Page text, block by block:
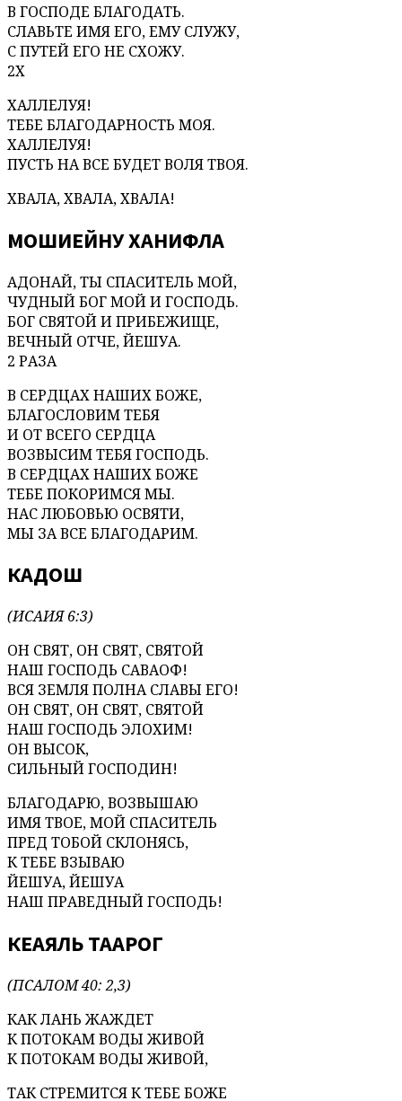
В ГОСПОДЕ БЛАГОДАТЬ.
СЛАВЬТЕ ИМЯ ЕГО, ЕМУ СЛУЖУ,
С ПУТЕЙ ЕГО НЕ СХОЖУ.
2Х
ХАЛЛЕЛУЯ!
ТЕБЕ БЛАГОДАРНОСТЬ МОЯ.
ХАЛЛЕЛУЯ!
ПУСТЬ НА ВСЕ БУДЕТ ВОЛЯ ТВОЯ.
ХВАЛА, ХВАЛА, ХВАЛА!
МОШИЕЙНУ ХАНИФЛА
АДОНАЙ, ТЫ СПАСИТЕЛЬ МОЙ,
ЧУДНЫЙ БОГ МОЙ И ГОСПОДЬ.
БОГ СВЯТОЙ И ПРИБЕЖИЩЕ,
ВЕЧНЫЙ ОТЧЕ, ЙЕШУА.
2 РАЗА
В СЕРДЦАХ НАШИХ БОЖЕ,
БЛАГОСЛОВИМ ТЕБЯ
И ОТ ВСЕГО СЕРДЦА
ВОЗВЫСИМ ТЕБЯ ГОСПОДЬ.
В СЕРДЦАХ НАШИХ БОЖЕ
ТЕБЕ ПОКОРИМСЯ МЫ.
НАС ЛЮБОВЬЮ ОСВЯТИ,
МЫ ЗА ВСЕ БЛАГОДАРИМ.
КАДОШ
(ИСАИЯ 6:3)
ОН СВЯТ, ОН СВЯТ, СВЯТОЙ
НАШ ГОСПОДЬ САВАОФ!
ВСЯ ЗЕМЛЯ ПОЛНА СЛАВЫ ЕГО!
ОН СВЯТ, ОН СВЯТ, СВЯТОЙ
НАШ ГОСПОДЬ ЭЛОХИМ!
ОН ВЫСОК,
СИЛЬНЫЙ ГОСПОДИН!
БЛАГОДАРЮ, ВОЗВЫШАЮ
ИМЯ ТВОЕ, МОЙ СПАСИТЕЛЬ
ПРЕД ТОБОЙ СКЛОНЯСЬ,
К ТЕБЕ ВЗЫВАЮ
ЙЕШУА, ЙЕШУА
НАШ ПРАВЕДНЫЙ ГОСПОДЬ!
КЕАЯЛЬ ТААРОГ
(ПСАЛОМ 40: 2,3)
КАК ЛАНЬ ЖАЖДЕТ
К ПОТОКАМ ВОДЫ ЖИВОЙ
К ПОТОКАМ ВОДЫ ЖИВОЙ,
ТАК СТРЕМИТСЯ К ТЕБЕ БОЖЕ